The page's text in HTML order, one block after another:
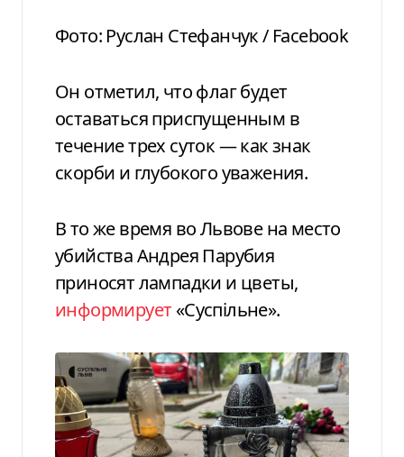
Фото: Руслан Стефанчук / Facebook
Он отметил, что флаг будет
оставаться приспущенным в
течение трех суток — как знак
скорби и глубокого уважения.
В то же время во Львове на место
убийства Андрея Парубия
приносят лампадки и цветы,
информирует«Суспільне».